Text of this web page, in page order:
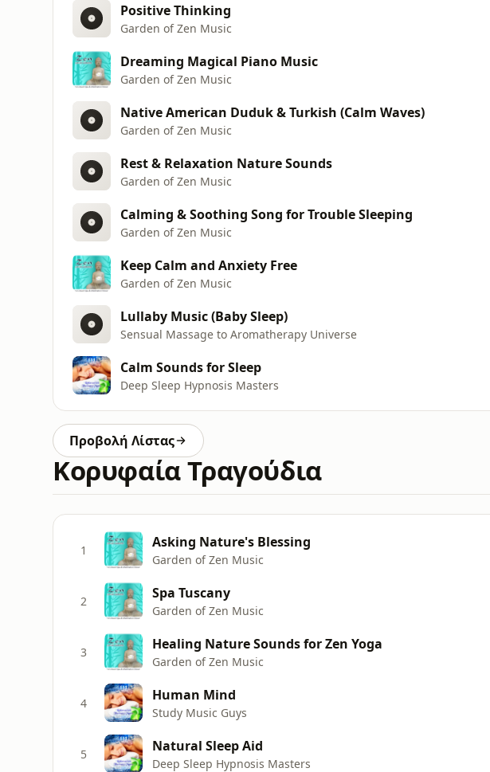
Positive Thinking
Garden of Zen Music
Dreaming Magical Piano Music
Garden of Zen Music
Native American Duduk & Turkish (Calm Waves)
Garden of Zen Music
Rest & Relaxation Nature Sounds
Garden of Zen Music
Calming & Soothing Song for Trouble Sleeping
Garden of Zen Music
Keep Calm and Anxiety Free
Garden of Zen Music
Lullaby Music (Baby Sleep)
Sensual Massage to Aromatherapy Universe
Calm Sounds for Sleep
Deep Sleep Hypnosis Masters
Προβολή Λίστας
Κορυφαία Τραγούδια
1 Asking Nature's Blessing
Garden of Zen Music
2 Spa Tuscany
Garden of Zen Music
3 Healing Nature Sounds for Zen Yoga
Garden of Zen Music
4 Human Mind
Study Music Guys
5 Natural Sleep Aid
Deep Sleep Hypnosis Masters